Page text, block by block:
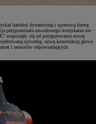
bardziej dynamiczną i sportową formę.
przypominała zawodowego koszykarza nie
rozpoczęły się od przygotowania nowej
sylwetkę, nową konstrukcję głowy
i sensorów odpowiadających